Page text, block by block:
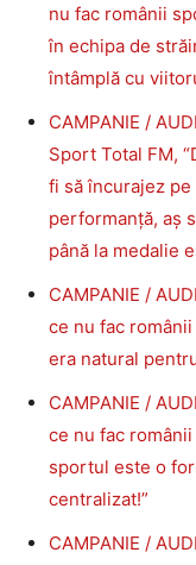
nu fac românii
în echipa de
întâmplă cu
CAMPANIE /
Sport Total FM,
fi să încurajez
performanță, aș
până la medalie
CAMPANIE /
ce nu fac
era natural
CAMPANIE /
ce nu fac
sportul este o
centralizat!”
CAMPANIE /